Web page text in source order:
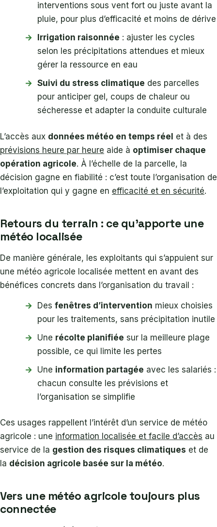
interventions sous vent fort ou juste avant la
pluie, pour plus d’efficacité et moins de dérive
Irrigation raisonnée : ajuster les cycles
selon les précipitations attendues et mieux
gérer la ressource en eau
Suivi du stress climatique des parcelles
pour anticiper gel, coups de chaleur ou
sécheresse et adapter la conduite culturale
L’accès aux données météo en temps réel et à des
prévisions heure par heure aide à optimiser chaque
opération agricole. À l’échelle de la parcelle, la
décision gagne en fiabilité : c’est toute l’organisation de
l’exploitation qui y gagne en efficacité et en sécurité.
Retours du terrain : ce qu’apporte une
météo localisée
De manière générale, les exploitants qui s’appuient sur
une météo agricole localisée mettent en avant des
bénéfices concrets dans l’organisation du travail :
Des fenêtres d’intervention mieux choisies
pour les traitements, sans précipitation inutile
Une récolte planifiée sur la meilleure plage
possible, ce qui limite les pertes
Une information partagée avec les salariés :
chacun consulte les prévisions et
l’organisation se simplifie
Ces usages rappellent l’intérêt d’un service de météo
agricole : une information localisée et facile d’accès au
service de la gestion des risques climatiques et de
la décision agricole basée sur la météo.
Vers une météo agricole toujours plus
connectée